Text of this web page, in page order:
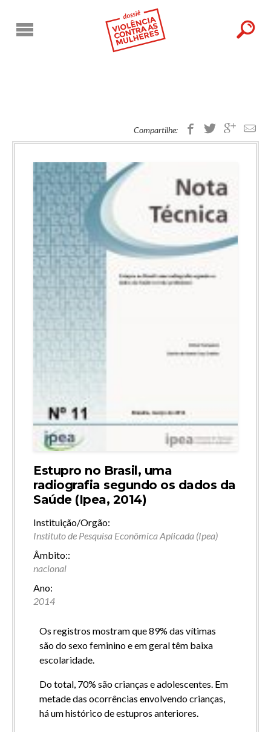
Compartilhe:
Estupro no Brasil, uma
radiografia segundo os dados da
Saúde (Ipea, 2014)
Instituição/Orgão:
Instituto de Pesquisa Econômica Aplicada (Ipea)
Âmbito::
nacional
Ano:
2014
Os registros mostram que 89% das vítimas
são do sexo feminino e em geral têm baixa
escolaridade.
Do total, 70% são crianças e adolescentes. Em
metade das ocorrências envolvendo crianças,
há um histórico de estupros anteriores.
Você esta em "Estupro no Brasil, uma radiografia segundo os dados da Saúde